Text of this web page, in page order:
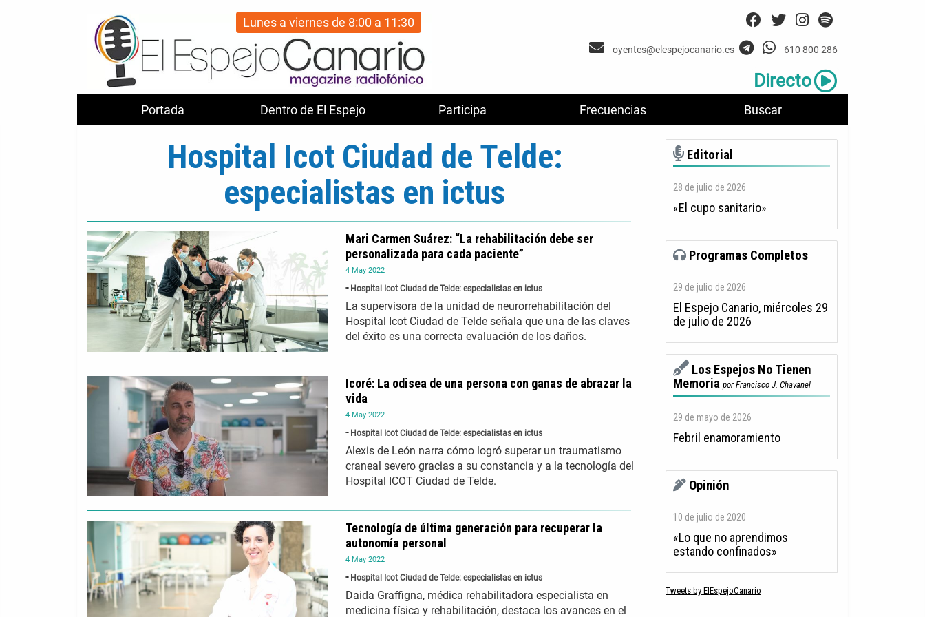
Portada Dentro de El Espejo Participa Frecuencias Buscar
Lunes a viernes de 8:00 a 11:30
oyentes@elespejocanario.es 610 800 286
Directo
Hospital Icot Ciudad de Telde:
especialistas en ictus
4 May 2022
Hospital Icot Ciudad de Telde: especialistas en ictus
Mari Carmen Suárez: “La rehabilitación debe ser
personalizada para cada paciente”
La supervisora de la unidad de neurorrehabilitación del
Hospital Icot Ciudad de Telde señala que una de las claves
del éxito es una correcta evaluación de los daños.
4 May 2022
Hospital Icot Ciudad de Telde: especialistas en ictus
Icoré: La odisea de una persona con ganas de abrazar la
vida
Alexis de León narra cómo logró superar un traumatismo
craneal severo gracias a su constancia y a la tecnología del
Hospital ICOT Ciudad de Telde.
4 May 2022
Hospital Icot Ciudad de Telde: especialistas en ictus
Tecnología de última generación para recuperar la
autonomía personal
Daida Graffigna, médica rehabilitadora especialista en
medicina física y rehabilitación, destaca los avances en el
Editorial
28 de julio de 2026
«El cupo sanitario»
Programas Completos
29 de julio de 2026
El Espejo Canario, miércoles 29
de julio de 2026
Los Espejos No Tienen
Memoria por Francisco J. Chavanel
29 de mayo de 2026
Febril enamoramiento
Opinión
10 de julio de 2020
«Lo que no aprendimos
estando confinados»
Tweets by ElEspejoCanario